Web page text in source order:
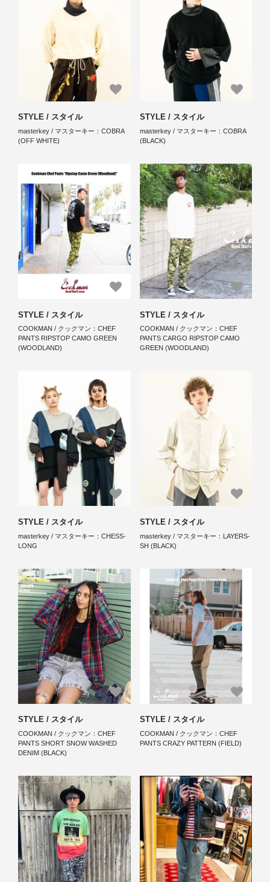
STYLE / スタイル
masterkey / マスターキー：COBRA
(OFF WHITE)
STYLE / スタイル
masterkey / マスターキー：COBRA
(BLACK)
STYLE / スタイル
COOKMAN / クックマン：CHEF
PANTS RIPSTOP CAMO GREEN
(WOODLAND)
STYLE / スタイル
COOKMAN / クックマン：CHEF
PANTS CARGO RIPSTOP CAMO
GREEN (WOODLAND)
STYLE / スタイル
masterkey / マスターキー：CHESS-
LONG
STYLE / スタイル
masterkey / マスターキー：LAYERS-
SH (BLACK)
STYLE / スタイル
COOKMAN / クックマン：CHEF
PANTS SHORT SNOW WASHED
DENIM (BLACK)
STYLE / スタイル
COOKMAN / クックマン：CHEF
PANTS CRAZY PATTERN (FIELD)